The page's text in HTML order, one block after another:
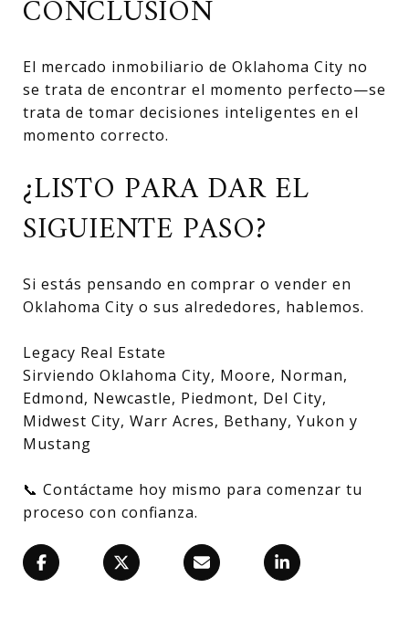
CONCLUSIÓN
El mercado inmobiliario de Oklahoma City no
se trata de encontrar el momento perfecto—se
trata de tomar decisiones inteligentes en el
momento correcto.
¿LISTO PARA DAR EL
SIGUIENTE PASO?
Si estás pensando en comprar o vender en
Oklahoma City o sus alrededores, hablemos.
Legacy Real Estate
Sirviendo Oklahoma City, Moore, Norman,
Edmond, Newcastle, Piedmont, Del City,
Midwest City, Warr Acres, Bethany, Yukon y
Mustang
📞 Contáctame hoy mismo para comenzar tu
proceso con confianza.